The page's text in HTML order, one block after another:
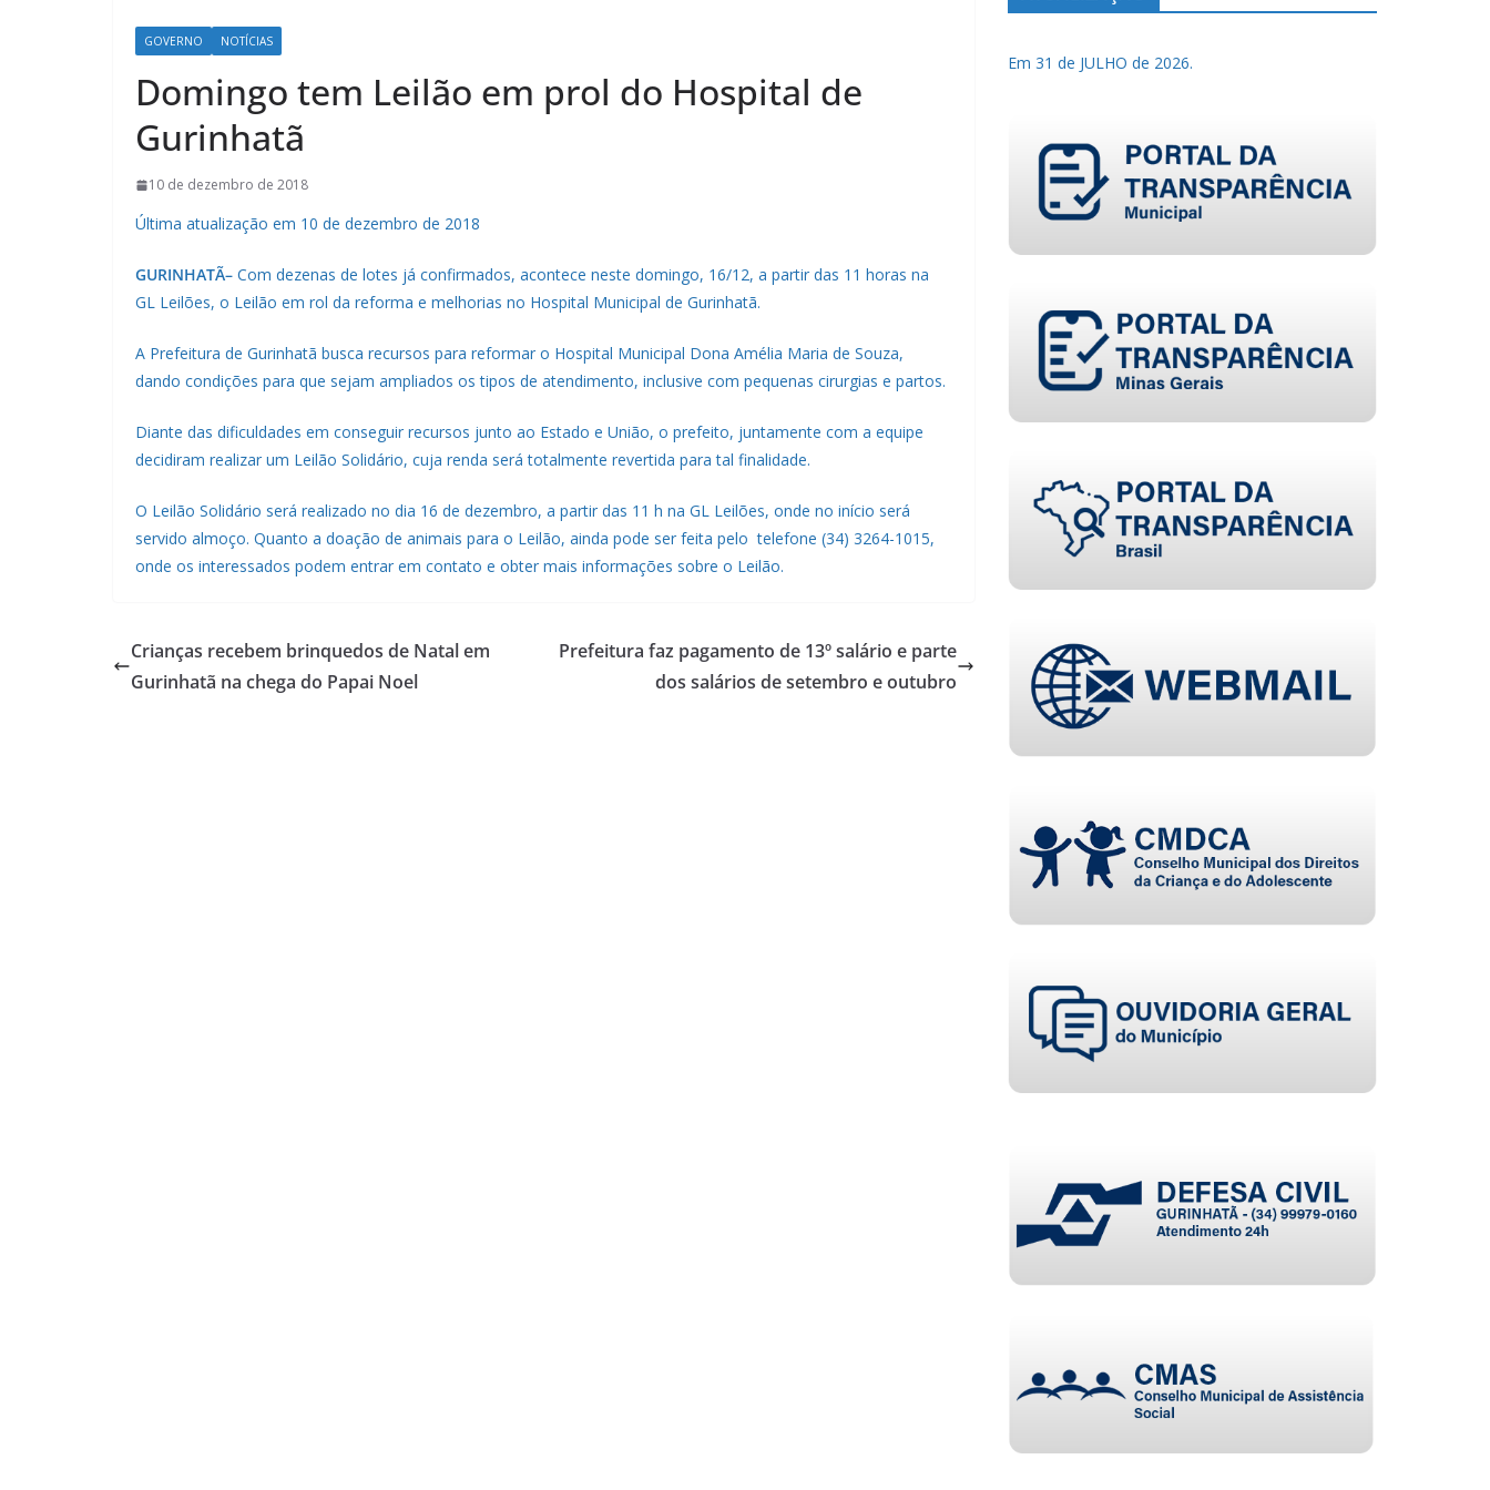
GOVERNO NOTÍCIAS
Domingo tem Leilão em prol do Hospital de
Gurinhatã
10 de dezembro de 2018
Última atualização em 10 de dezembro de 2018
GURINHATÃ– Com dezenas de lotes já confirmados, acontece neste domingo, 16/12, a partir das 11 horas na
GL Leilões, o Leilão em rol da reforma e melhorias no Hospital Municipal de Gurinhatã.
A Prefeitura de Gurinhatã busca recursos para reformar o Hospital Municipal Dona Amélia Maria de Souza,
dando condições para que sejam ampliados os tipos de atendimento, inclusive com pequenas cirurgias e partos.
Diante das dificuldades em conseguir recursos junto ao Estado e União, o prefeito, juntamente com a equipe
decidiram realizar um Leilão Solidário, cuja renda será totalmente revertida para tal finalidade.
O Leilão Solidário será realizado no dia 16 de dezembro, a partir das 11 h na GL Leilões, onde no início será
servido almoço. Quanto a doação de animais para o Leilão, ainda pode ser feita pelo telefone (34) 3264-1015,
onde os interessados podem entrar em contato e obter mais informações sobre o Leilão.
Crianças recebem brinquedos de Natal em
Gurinhatã na chega do Papai Noel
Prefeitura faz pagamento de 13º salário e parte
dos salários de setembro e outubro
Em 31 de JULHO de 2026.